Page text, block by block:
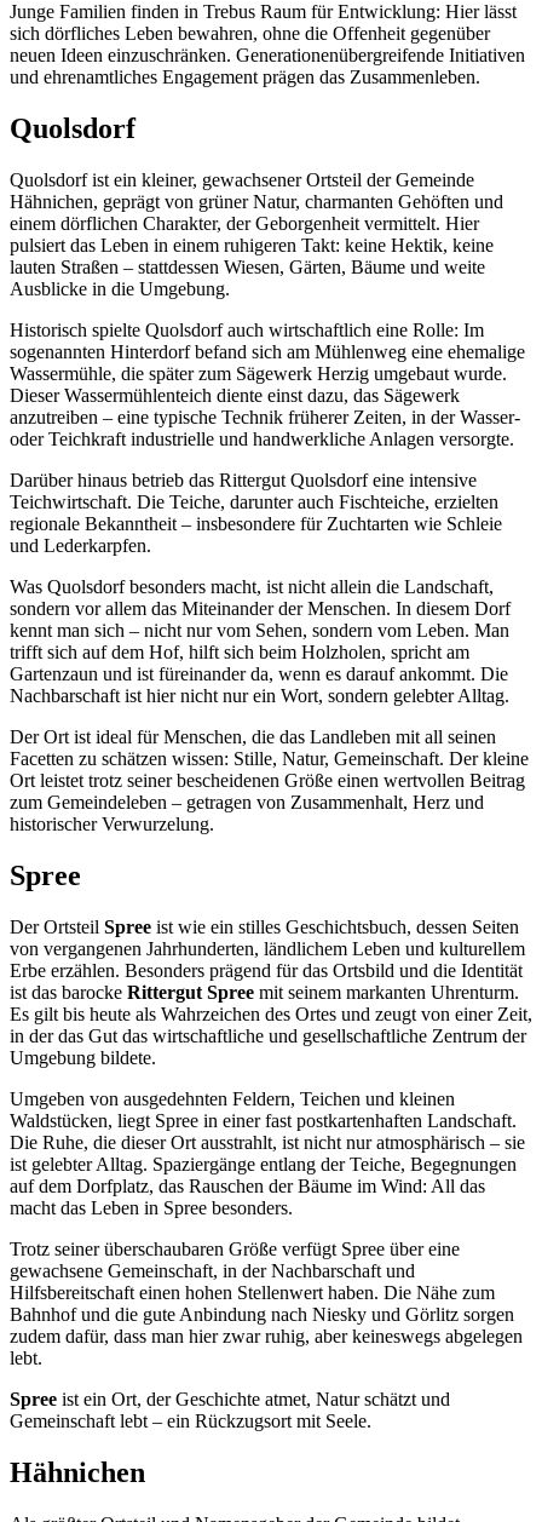
Junge Familien finden in Trebus Raum für Entwicklung: Hier lässt
sich dörfliches Leben bewahren, ohne die Offenheit gegenüber
neuen Ideen einzuschränken. Generationenübergreifende Initiativen
und ehrenamtliches Engagement prägen das Zusammenleben.
Quolsdorf
Quolsdorf ist ein kleiner, gewachsener Ortsteil der Gemeinde
Hähnichen, geprägt von grüner Natur, charmanten Gehöften und
einem dörflichen Charakter, der Geborgenheit vermittelt. Hier
pulsiert das Leben in einem ruhigeren Takt: keine Hektik, keine
lauten Straßen – stattdessen Wiesen, Gärten, Bäume und weite
Ausblicke in die Umgebung.
Historisch spielte Quolsdorf auch wirtschaftlich eine Rolle: Im
sogenannten Hinterdorf befand sich am Mühlenweg eine ehemalige
Wassermühle, die später zum Sägewerk Herzig umgebaut wurde.
Dieser Wassermühlenteich diente einst dazu, das Sägewerk
anzutreiben – eine typische Technik früherer Zeiten, in der Wasser-
oder Teichkraft industrielle und handwerkliche Anlagen versorgte.
Darüber hinaus betrieb das Rittergut Quolsdorf eine intensive
Teichwirtschaft. Die Teiche, darunter auch Fischteiche, erzielten
regionale Bekanntheit – insbesondere für Zuchtarten wie Schleie
und Lederkarpfen.
Was Quolsdorf besonders macht, ist nicht allein die Landschaft,
sondern vor allem das Miteinander der Menschen. In diesem Dorf
kennt man sich – nicht nur vom Sehen, sondern vom Leben. Man
trifft sich auf dem Hof, hilft sich beim Holzholen, spricht am
Gartenzaun und ist füreinander da, wenn es darauf ankommt. Die
Nachbarschaft ist hier nicht nur ein Wort, sondern gelebter Alltag.
Der Ort ist ideal für Menschen, die das Landleben mit all seinen
Facetten zu schätzen wissen: Stille, Natur, Gemeinschaft. Der kleine
Ort leistet trotz seiner bescheidenen Größe einen wertvollen Beitrag
zum Gemeindeleben – getragen von Zusammenhalt, Herz und
historischer Verwurzelung.
Spree
Der Ortsteil Spree ist wie ein stilles Geschichtsbuch, dessen Seiten
von vergangenen Jahrhunderten, ländlichem Leben und kulturellem
Erbe erzählen. Besonders prägend für das Ortsbild und die Identität
ist das barocke Rittergut Spree mit seinem markanten Uhrenturm.
Es gilt bis heute als Wahrzeichen des Ortes und zeugt von einer Zeit,
in der das Gut das wirtschaftliche und gesellschaftliche Zentrum der
Umgebung bildete.
Umgeben von ausgedehnten Feldern, Teichen und kleinen
Waldstücken, liegt Spree in einer fast postkartenhaften Landschaft.
Die Ruhe, die dieser Ort ausstrahlt, ist nicht nur atmosphärisch – sie
ist gelebter Alltag. Spaziergänge entlang der Teiche, Begegnungen
auf dem Dorfplatz, das Rauschen der Bäume im Wind: All das
macht das Leben in Spree besonders.
Trotz seiner überschaubaren Größe verfügt Spree über eine
gewachsene Gemeinschaft, in der Nachbarschaft und
Hilfsbereitschaft einen hohen Stellenwert haben. Die Nähe zum
Bahnhof und die gute Anbindung nach Niesky und Görlitz sorgen
zudem dafür, dass man hier zwar ruhig, aber keineswegs abgelegen
lebt.
Spree ist ein Ort, der Geschichte atmet, Natur schätzt und
Gemeinschaft lebt – ein Rückzugsort mit Seele.
Hähnichen